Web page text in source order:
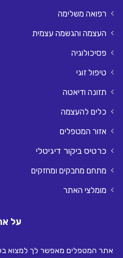
רפואה משלימה
העצמה והגשמה עצמית
פסיכולוגיה
טיפול זוגי
תזונה ודיאטה
כלים להעצמה
אזור המטפלים
כרטיס ביקור דיגיטלי
מתחם מחבקים ומחזקים
מומלצי האתר
על
אתר המטפלים מאפשר לך למצוא